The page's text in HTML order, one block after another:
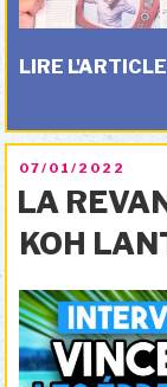
LIRE
PUBLIÉ
LE
07/01/2022
LA
KOH